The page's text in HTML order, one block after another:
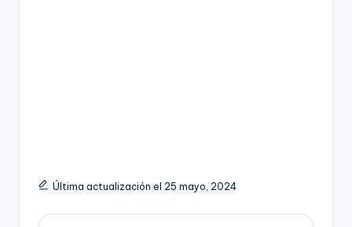
Última actualización el 25 mayo, 2024